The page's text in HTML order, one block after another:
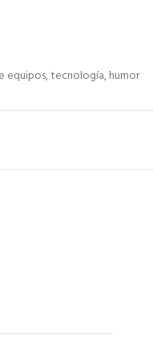
equipos, tecnología, humor